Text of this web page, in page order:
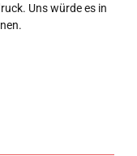
Uns würde es in